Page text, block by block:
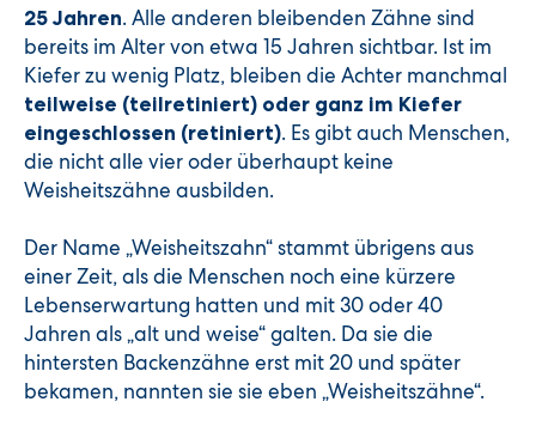
25 Jahren. Alle anderen bleibenden Zähne sind
bereits im Alter von etwa 15 Jahren sichtbar. Ist im
Kiefer zu wenig Platz, bleiben die Achter manchmal
teilweise (teilretiniert) oder ganz im Kiefer
eingeschlossen (retiniert). Es gibt auch Menschen,
die nicht alle vier oder überhaupt keine
Weisheitszähne ausbilden.
Der Name „Weisheitszahn“ stammt übrigens aus
einer Zeit, als die Menschen noch eine kürzere
Lebenserwartung hatten und mit 30 oder 40
Jahren als „alt und weise“ galten. Da sie die
hintersten Backenzähne erst mit 20 und später
bekamen, nannten sie sie eben „Weisheitszähne“.